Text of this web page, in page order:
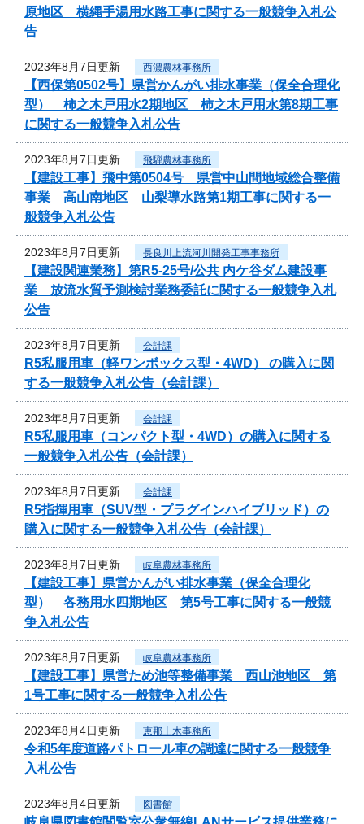
原地区 横縄手湯用水路工事に関する一般競争入札公
告
2023年8月7日更新 西濃農林事務所
【西保第0502号】県営かんがい排水事業（保全合理化
型） 柿之木戸用水2期地区 柿之木戸用水第8期工事
に関する一般競争入札公告
2023年8月7日更新 飛騨農林事務所
【建設工事】飛中第0504号 県営中山間地域総合整備
事業 高山南地区 山梨導水路第1期工事に関する一
般競争入札公告
2023年8月7日更新 長良川上流河川開発工事事務所
【建設関連業務】第R5-25号/公共 内ケ谷ダム建設事
業 放流水質予測検討業務委託に関する一般競争入札
公告
2023年8月7日更新 会計課
R5私服用車（軽ワンボックス型・4WD） の購入に関
する一般競争入札公告（会計課）
2023年8月7日更新 会計課
R5私服用車（コンパクト型・4WD）の購入に関する
一般競争入札公告（会計課）
2023年8月7日更新 会計課
R5指揮用車（SUV型・プラグインハイブリッド）の
購入に関する一般競争入札公告（会計課）
2023年8月7日更新 岐阜農林事務所
【建設工事】県営かんがい排水事業（保全合理化
型） 各務用水四期地区 第5号工事に関する一般競
争入札公告
2023年8月7日更新 岐阜農林事務所
【建設工事】県営ため池等整備事業 西山池地区 第
1号工事に関する一般競争入札公告
2023年8月4日更新 恵那土木事務所
令和5年度道路パトロール車の調達に関する一般競争
入札公告
2023年8月4日更新 図書館